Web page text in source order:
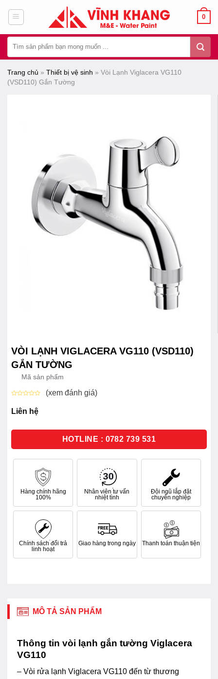
dung
0
kiếm:
Trang chủ » Thiết bị vệ sinh » Vòi Lạnh Viglacera VG110
(VSD110) Gắn Tường
VÒI LẠNH VIGLACERA VG110 (VSD110)
GẮN TƯỜNG
Mã sản phẩm
xếp
hạng
sao
(xem đánh giá)
Liên hệ
HOTLINE : 0782 739 531
Hàng chính hãng
100%
Nhân viên tư vấn
nhiệt tình
Đội ngũ lắp đặt
chuyên nghiệp
Chính sách đổi trả
linh hoạt
Giao hàng trong ngày Thanh toán thuận tiện
MÔ TẢ SẢN PHẨM
Thông tin vòi lạnh gắn tường Viglacera
VG110
– Vòi rửa lạnh Viglacera VG110 đến từ thương